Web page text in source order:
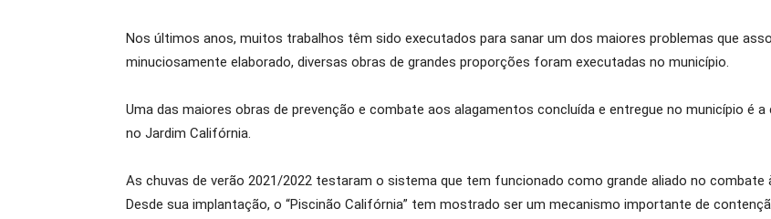
Nos últimos anos, muitos trabalhos têm sido executados para sanar um dos maiores problemas que
minuciosamente elaborado, diversas obras de grandes proporções foram executadas no município.
Uma das maiores obras de prevenção e combate aos alagamentos concluída e entregue no município é
no Jardim Califórnia.
As chuvas de verão 2021/2022 testaram o sistema que tem funcionado como grande aliado no combate
Desde sua implantação, o “Piscinão Califórnia” tem mostrado ser um mecanismo importante de